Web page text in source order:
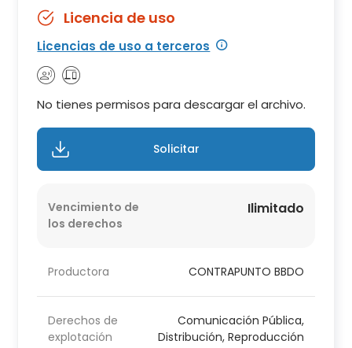
Licencia de uso
Licencias de uso a terceros
No tienes permisos para descargar el archivo.
Solicitar
Vencimiento de
los derechos
Ilimitado
Productora CONTRAPUNTO BBDO
Derechos de
explotación
Comunicación Pública,
Distribución, Reproducción